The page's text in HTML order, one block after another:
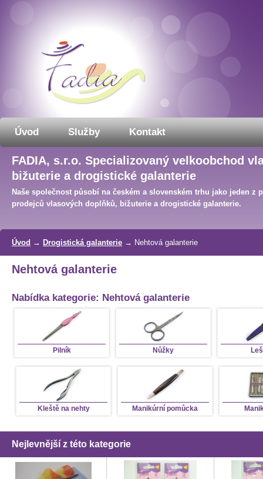
Úvod Služby Kontakt
FADIA, s.r.o. Specializovaný velkoobchod
bižuterie a drogistické galanterie
Naše společnost působí na českém a slovenském trhu jako jeden z
prodejců vlasových doplňků, bižuterie a drogistické galanterie.
Úvod → Drogistická galanterie → Nehtová galanterie
Nehtová galanterie
Nabídka kategorie: Nehtová galanterie
Pilník Nůžky
Kleště na nehty Manikúrní pomůcka
Nejlevnější z této kategorie